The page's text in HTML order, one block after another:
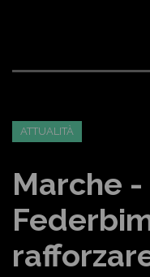
ATTUALITÀ
Marche -